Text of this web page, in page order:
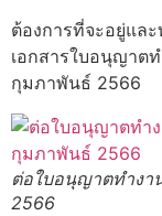
ต้องการที่จะอยู่แล
เอกสารใบอนุญาต
กุมภาพันธ์ 2566
ต่อใบอนุญาตทำงา
2566